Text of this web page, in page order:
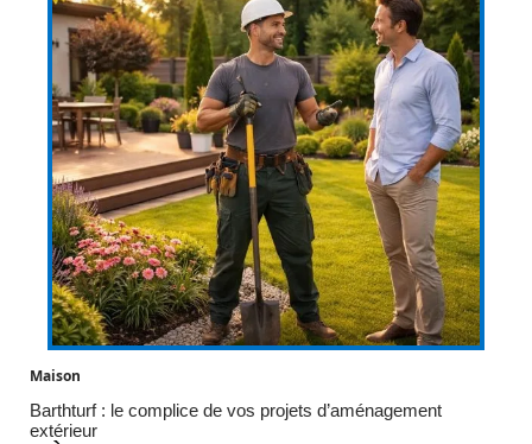
Maison
Barthturf : le complice de vos projets d’aménagement
extérieur